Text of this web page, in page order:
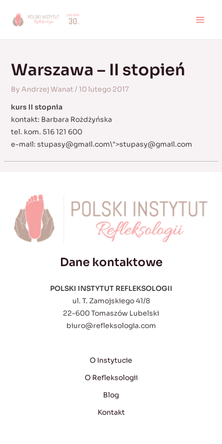
Warszawa – II stopień
By Andrzej Wanat/10 lutego 2017
kurs II stopnia
kontakt: Barbara Rożdżyńska
tel. kom. 516 121 600
e-mail: stupasy@gmail.com\">stupasy@gmail.com
Dane kontaktowe
POLSKI INSTYTUT REFLEKSOLOGII
ul. T. Zamojskiego 41/8
22-600 Tomaszów Lubelski
biuro@refleksologia.com
O Instytucie
O Refleksologii
Blog
Kontakt